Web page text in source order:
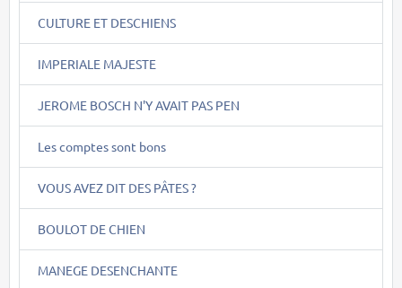
CULTURE ET DESCHIENS
IMPERIALE MAJESTE
JEROME BOSCH N'Y AVAIT PAS PEN
Les comptes sont bons
VOUS AVEZ DIT DES PÂTES ?
BOULOT DE CHIEN
MANEGE DESENCHANTE